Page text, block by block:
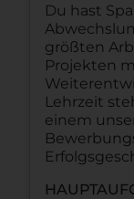
Du hast
größten
Projekten
Lehrzeit
einem